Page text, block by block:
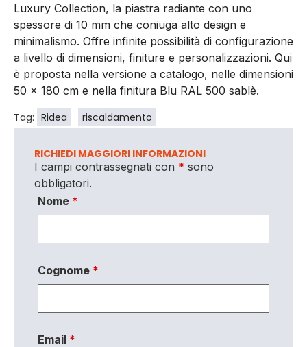
Luxury Collection, la piastra radiante con uno
spessore di 10 mm che coniuga alto design e
minimalismo. Offre infinite possibilità di configurazione
a livello di dimensioni, finiture e personalizzazioni. Qui
è proposta nella versione a catalogo, nelle dimensioni
50 x 180 cm e nella finitura Blu RAL 500 sablè.
Tag: Ridea riscaldamento
RICHIEDI MAGGIORI INFORMAZIONI
I campi contrassegnati con * sono
obbligatori.
Nome *
Cognome *
Email *